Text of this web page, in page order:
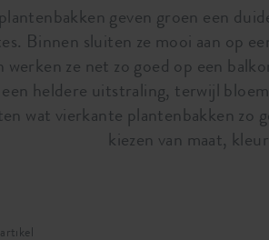
geven groen een
Binnen sluiten ze mooi aan op
werken ze net zo goed op een
heldere uitstraling, terwijl
wat vierkante plantenbakken zo
kiezen van maat,